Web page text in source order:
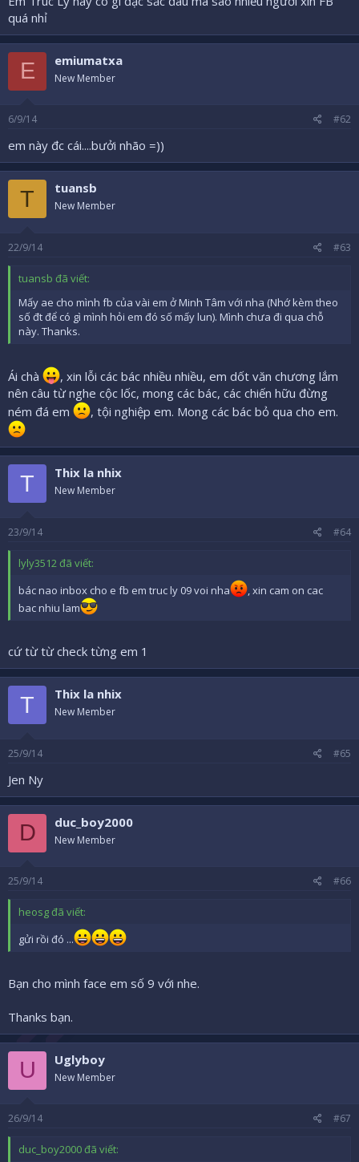
quá nhỉ
E emiumatxa
New Member
6/9/14 #62
em này đc cái....bưởi nhão =))
T tuansb
New Member
22/9/14 #63
tuansb đã viết:
Mấy ae cho mình fb của vài em ở Minh Tâm với nha (Nhớ kèm theo
số đt để có gì mình hỏi em đó số mấy lun). Mình chưa đi qua chỗ
này. Thanks.
Ái chà
, xin lỗi các bác nhiều nhiều, em dốt văn chương lắm
nên câu từ nghe cộc lốc, mong các bác, các chiến hữu đừng
ném đá em
, tội nghiệp em. Mong các bác bỏ qua cho em.
T Thix la nhix
New Member
23/9/14 #64
lyly3512 đã viết:
bác nao inbox cho e fb em truc ly 09 voi nha
, xin cam on cac
bac nhiu lam
cứ từ từ check từng em 1
T Thix la nhix
New Member
25/9/14 #65
Jen Ny
D duc_boy2000
New Member
25/9/14 #66
heosg đã viết:
gửi rồi đó ...
Bạn cho mình face em số 9 với nhe.
Thanks bạn.
U Uglyboy
New Member
26/9/14 #67
duc_boy2000 đã viết: